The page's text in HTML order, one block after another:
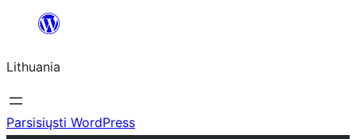
turinio
Lithuania
Parsisiųsti WordPress